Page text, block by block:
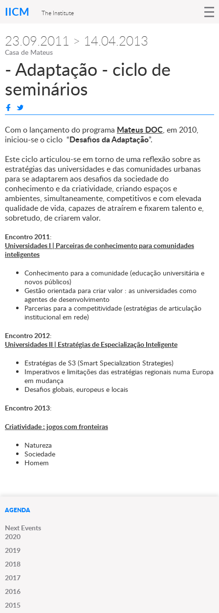
IICM The Institute
23.09.2011 > 14.04.2013
Casa de Mateus
- Adaptação - ciclo de
seminários
Com o lançamento do programa Mateus DOC, em 2010,
iniciou-se o ciclo “Desafios da Adaptação”.
Este ciclo articulou-se em torno de uma reflexão sobre as
estratégias das universidades e das comunidades urbanas
para se adaptarem aos desafios da sociedade do
conhecimento e da criatividade, criando espaços e
ambientes, simultaneamente, competitivos e com elevada
qualidade de vida, capazes de atraírem e fixarem talento e,
sobretudo, de criarem valor.
Encontro 2011:
Universidades I | Parceiras de conhecimento para comunidades
inteligentes
Conhecimento para a comunidade (educação universitária e
novos públicos)
Gestão orientada para criar valor : as universidades como
agentes de desenvolvimento
Parcerias para a competitividade (estratégias de articulação
institucional em rede)
Encontro 2012:
Universidades II | Estratégias de Especialização Inteligente
Estratégias de S3 (Smart Specialization Strategies)
Imperativos e limitações das estratégias regionais numa Europa
em mudança
Desafios globais, europeus e locais
Encontro 2013:
Criatividade : jogos com fronteiras
Natureza
Sociedade
Homem
AGENDA
Next Events
2020
2019
2018
2017
2016
2015